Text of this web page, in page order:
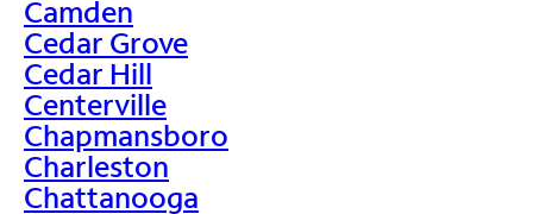
Camden
Cedar Grove
Cedar Hill
Centerville
Chapmansboro
Charleston
Chattanooga